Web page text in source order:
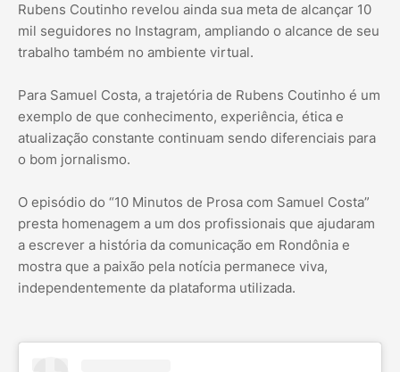
Rubens Coutinho revelou ainda sua meta de alcançar 10
mil seguidores no Instagram, ampliando o alcance de seu
trabalho também no ambiente virtual.
Para Samuel Costa, a trajetória de Rubens Coutinho é um
exemplo de que conhecimento, experiência, ética e
atualização constante continuam sendo diferenciais para
o bom jornalismo.
O episódio do “10 Minutos de Prosa com Samuel Costa”
presta homenagem a um dos profissionais que ajudaram
a escrever a história da comunicação em Rondônia e
mostra que a paixão pela notícia permanece viva,
independentemente da plataforma utilizada.